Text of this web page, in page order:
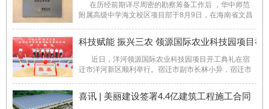
在历经前期详尽周密的勘察筹备工作后 ，华中师范
附属高级中学海文校区项目部于8月9日，在海南省文昌
部挂牌成立 华中师范大学（海南）附属高级中学海
文校区项目位于海 ...
科技赋能 振兴三农 领源国际农业科技园项目举
近日，洋河领源国际农业科技园项目开工典礼在宿
迁市洋河新区顺利举行。宿迁市副市长林小异，宿迁市
河新区党工委副书记、管理办公室主任姜海青，领光源
（上海）农业科技发展有限公司董事长李臻峻 ...
喜讯 | 美丽建设签署4.4亿建筑工程施工合同